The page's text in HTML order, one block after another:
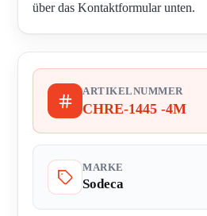
über das Kontaktformular unten.
ARTIKELNUMMER
CHRE-1445 -4M
MARKE
Sodeca